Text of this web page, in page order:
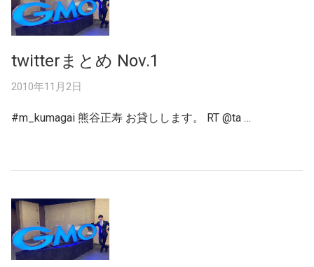
twitterまとめ Nov.1
2010年11月2日
#m_kumagai 熊谷正寿 お貸しします。 RT @ta …